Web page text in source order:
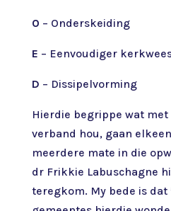
O – Onderskeiding
E – Eenvoudiger
D – Dissipelvorming
Hierdie begrippe wat met
verband hou, gaan
meerdere mate in die
dr Frikkie Labuschagne
teregkom. My bede is dat